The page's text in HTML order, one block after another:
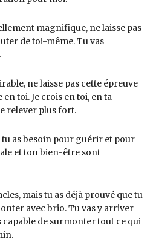
magnifique, ne laisse pas
de toi-même. Tu vas
ne laisse pas cette épreuve
toi. Je crois en toi, en ta
relever plus fort.
tu as besoin pour guérir et pour
et ton bien-être sont
mais tu as déjà prouvé que tu
avec brio. Tu vas y arriver
capable de surmonter tout ce qui